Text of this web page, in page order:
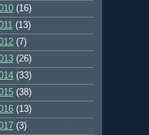
(16)
(13)
(7)
(26)
(33)
(38)
(13)
(3)